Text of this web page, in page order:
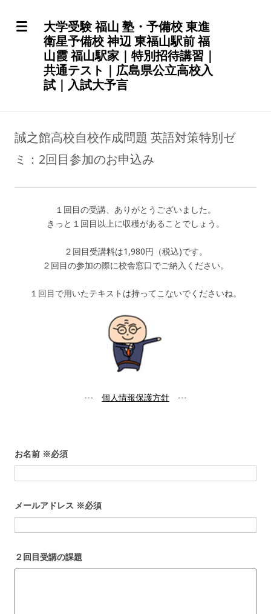
大学受験 福山 塾・予備校 東進
衛星予備校 神辺 東福山駅前 福
山霞 福山駅家｜特別招待講習｜
共通テスト｜広島県公立高校入
試｜入試大予言
誠之館高校自校作成問題 英語対策特別ゼ
ミ：2回目参加のお申込み
１回目の受講、ありがとうございました。
きっと１回目以上に収穫があることでしょう。
２回目受講料は1,980円（税込)です。
２回目の参加の際に校舎窓口でご納入ください。
１回目で用いたテキストは持ってこないでくださいね。
--- 個人情報保護方針 ---
お名前 ※必須
メールアドレス ※必須
２回目受講の課題